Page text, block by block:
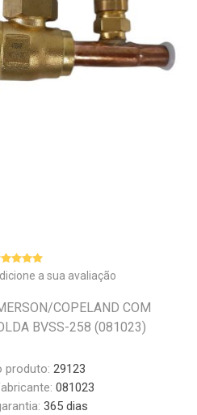
a sua avaliação
COPELAND COM
BVSS-258 (081023)
produto: 29123
081023
365 dias